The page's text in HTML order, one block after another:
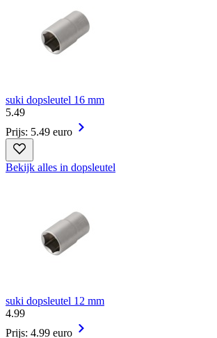
suki dopsleutel 16 mm
5.49
Prijs: 5.49 euro
Bekijk alles in dopsleutel
suki dopsleutel 12 mm
4.99
Prijs: 4.99 euro